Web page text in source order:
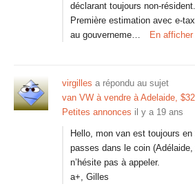
déclarant toujours non-résident.
Première estimation avec e-
au gouverneme…
En
virgilles a répondu au sujet
van VW à vendre à Adelaide,
Petites annonces il y a 19 ans
Hello, mon van est toujours
passes dans le coin
n’hésite pas à appeler.
a+, Gilles